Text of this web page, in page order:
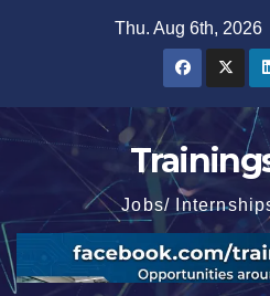
Thu. Aug 6th, 2026
Jobs/